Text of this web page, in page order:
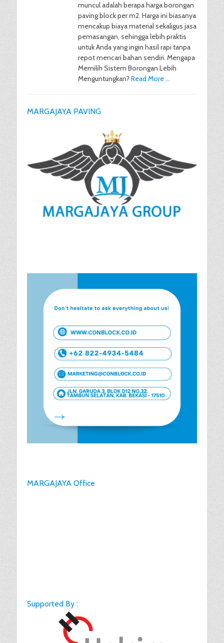
muncul adalah berapa harga borongan
paving block per m2. Harga ini biasanya
mencakup biaya material sekaligus jasa
pemasangan, sehingga lebih praktis
untuk Anda yang ingin hasil rapi tanpa
repot mencari bahan sendiri. Mengapa
Memilih Sistem Borongan Lebih
Menguntungkan? Read More …
MARGAJAYA PAVING
MARGAJAYA Office
Supported By :